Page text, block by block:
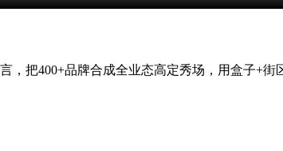
，把400+品牌合成全业态高定秀场，用盒子+